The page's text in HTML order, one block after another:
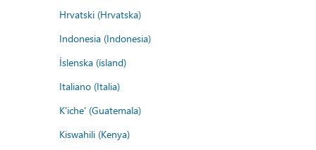
Hrvatski (Hrvatska)
Indonesia (Indonesia)
Íslenska (ísland)
Italiano (Italia)
K'iche' (Guatemala)
Kiswahili (Kenya)